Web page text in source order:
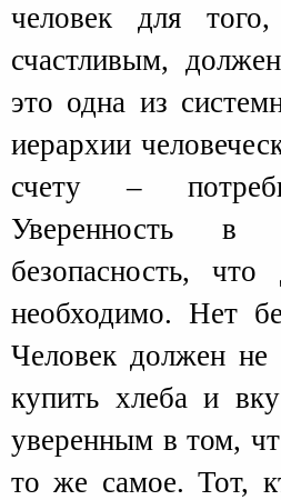
человек для
счастливым,
это одна из
иерархии
счету –
Уверенность в
безопасность, что
необходимо. Нет
Человек должен не
купить хлеба и
уверенным в том,
то же самое. Тот,